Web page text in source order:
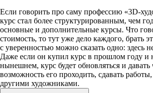
Если говорить про саму профессию «3D-
курс стал более структурированным, чем
основные и дополнительные курсы. Что
стоимость, то тут уже дело каждого, брать
с уверенностью можно сказать одно: здесь
Даже если он купил курс в прошлом году и
нынешнем, курс будет обновляться и давать
возможность его проходить, сдавать
другими художниками.